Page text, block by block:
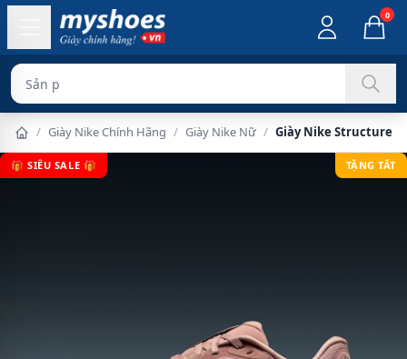
0
Sản phẩm chính h
/ Giày Nike Chính Hãng / Giày Nike Nữ / Giày Nike Structure
🎁 SIÊU SALE 🎁 TẶNG TẤT